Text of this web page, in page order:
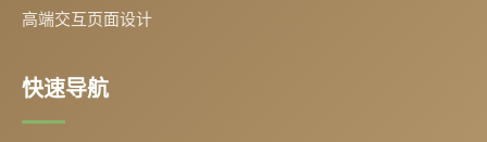
高端交互页面设计
快速导航